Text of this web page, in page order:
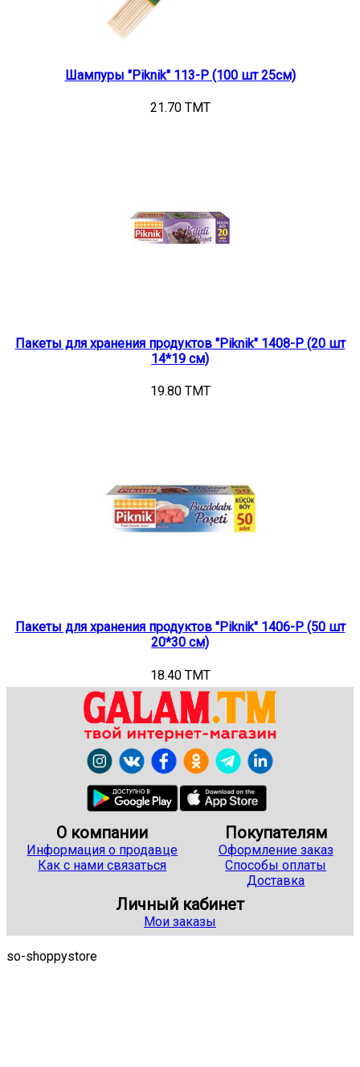
Шампуры "Piknik" 113-Р (100 шт 25см)
21.70 TMT
Пакеты для хранения продуктов "Piknik" 1408-Р (20 шт
14*19 см)
19.80 TMT
Пакеты для хранения продуктов "Piknik" 1406-Р (50 шт
20*30 см)
18.40 TMT
О компании
Информация о продавце
Как с нами связаться
Покупателям
Оформление заказ
Способы оплаты
Доставка
Личный кабинет
Мои заказы
so-shoppystore